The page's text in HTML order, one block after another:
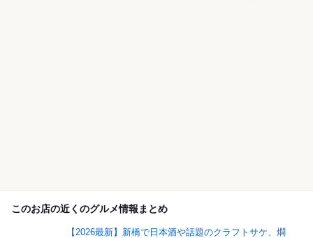
このお店の近くのグルメ情報まとめ
【2026最新】新橋で日本酒や話題のクラフトサケ、燗